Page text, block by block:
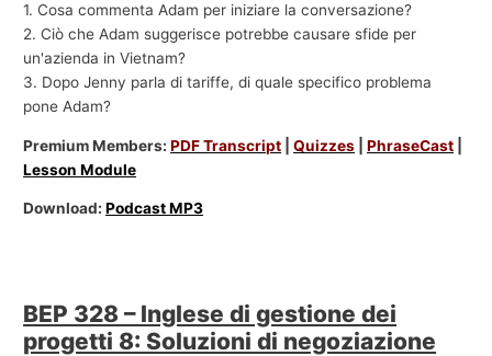
1. Cosa commenta Adam per iniziare la conversazione?
2. Ciò che Adam suggerisce potrebbe causare sfide per
un'azienda in Vietnam?
3. Dopo Jenny parla di tariffe, di quale specifico problema
pone Adam?
Premium Members:PDF Transcript |Quizzes |PhraseCast
Lesson Module
Download:Podcast MP3
BEP 328 – Inglese di gestione dei
progetti 8: Soluzioni di negoziazione